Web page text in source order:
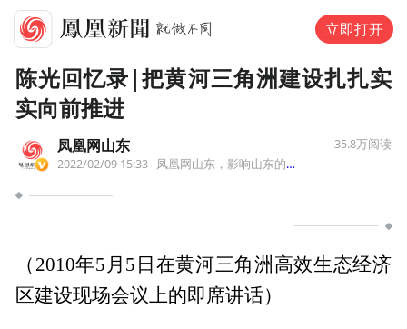
立即打开
陈光回忆录|把黄河三角洲建设扎扎实
实向前推进
凤凰网山东
2022/02/09 15:33 凤凰网山东，影响山东的力量！
35.8万阅读
（2010年5月5日在黄河三角洲高效生态经济
区建设现场会议上的即席讲话）